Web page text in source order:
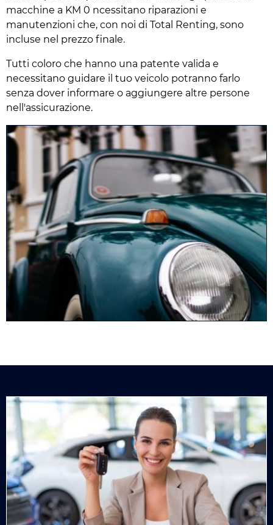
macchine a KM 0 ncessitano riparazioni e
manutenzioni che, con noi di Total Renting, sono
incluse nel prezzo finale.
Tutti coloro che hanno una patente valida e
necessitano guidare il tuo veicolo potranno farlo
senza dover informare o aggiungere altre persone
nell'assicurazione.